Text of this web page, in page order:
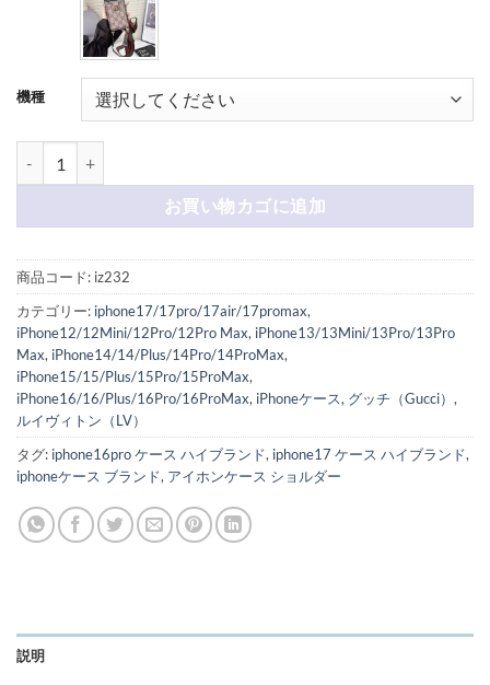
機種
お買い物カゴに追加
商品コード: iz232
カテゴリー: iphone17/17pro/17air/17promax,
iPhone12/12Mini/12Pro/12Pro Max, iPhone13/13Mini/13Pro/13Pro
Max, iPhone14/14/Plus/14Pro/14ProMax,
iPhone15/15/Plus/15Pro/15ProMax,
iPhone16/16/Plus/16Pro/16ProMax, iPhoneケース, グッチ（Gucci） ,
ルイヴィトン（LV）
タグ: iphone16pro ケース ハイブランド, iphone17 ケース ハイブランド,
iphoneケース ブランド, アイホンケース ショルダー
説明